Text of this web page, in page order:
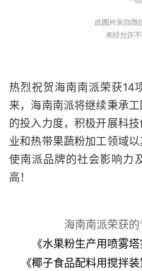
热烈祝贺海南南派荣获14
来，海南南派将继续秉承
的投入力度，积极开展科
业和热带果蔬粉加工领域以
使南派品牌的社会影响力
高！
海南南派荣获
《水果粉生产用喷雾
《椰子食品配料用搅拌